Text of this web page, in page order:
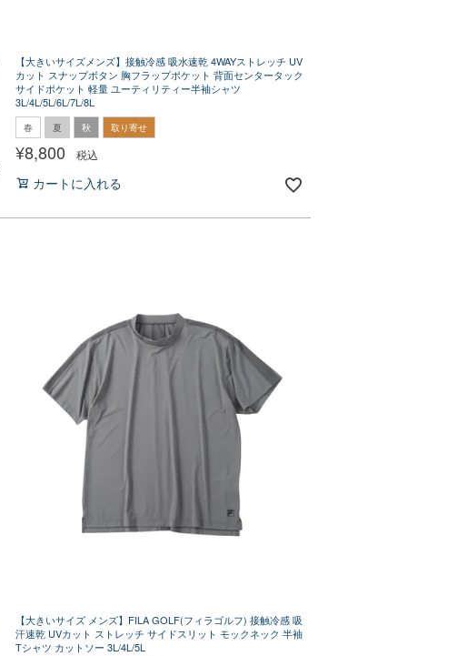
【大きいサイズメンズ】接触冷感 吸水速乾 4WAYストレッチ UV
カット スナップボタン 胸フラップポケット 背面センタータック
サイドポケット 軽量 ユーティリティー半袖シャツ
3L/4L/5L/6L/7L/8L
春 夏 秋 取り寄せ
¥8,800 税込
カートに入れる
【大きいサイズ メンズ】FILA GOLF(フィラゴルフ) 接触冷感 吸
汗速乾 UVカット ストレッチ サイドスリット モックネック 半袖
Tシャツ カットソー 3L/4L/5L